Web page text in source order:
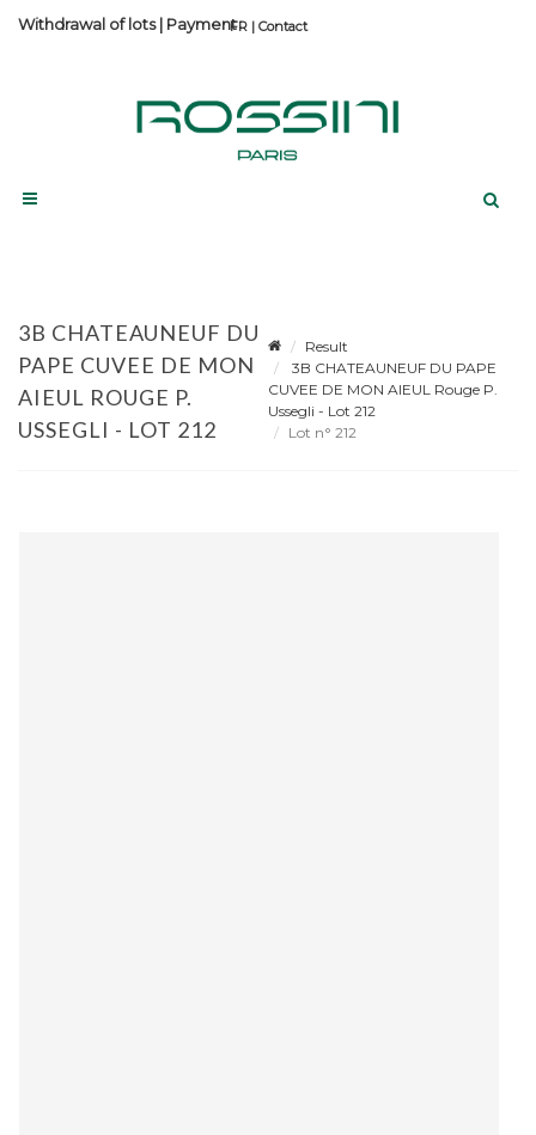
Contact
Withdrawal of lots| Payment
3B CHATEAUNEUF DU
PAPE CUVEE DE MON
AIEUL ROUGE P.
USSEGLI - LOT 212
Result
3B CHATEAUNEUF DU PAPE
CUVEE DE MON AIEUL Rouge P.
Ussegli - Lot 212
Lot n° 212